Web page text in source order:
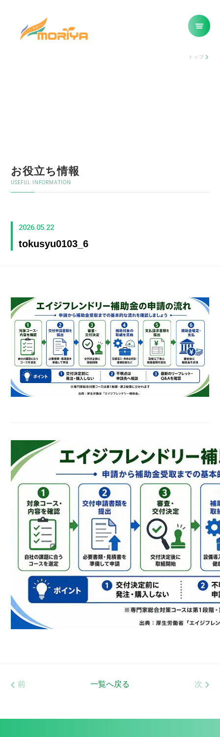
トップ
お役立ち情報
USEFUL INFORMATION
2026.05.22
tokusyu0103_6
前 一覧へ戻る 次